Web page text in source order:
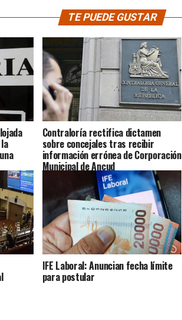
TE PUEDE GUSTAR
Contraloría rectifica dictamen
sobre concejales tras recibir
información errónea de Corporación
Municipal de Ancud
IFE Laboral: Anuncian fecha límite
para postular